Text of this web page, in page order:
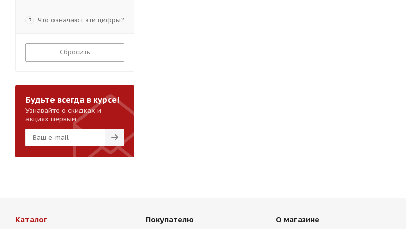
? Что означают эти цифры?
Сбросить
Будьте всегда в курсе!
Узнавайте о скидках и
акциях первым
Каталог Покупателю О магазине